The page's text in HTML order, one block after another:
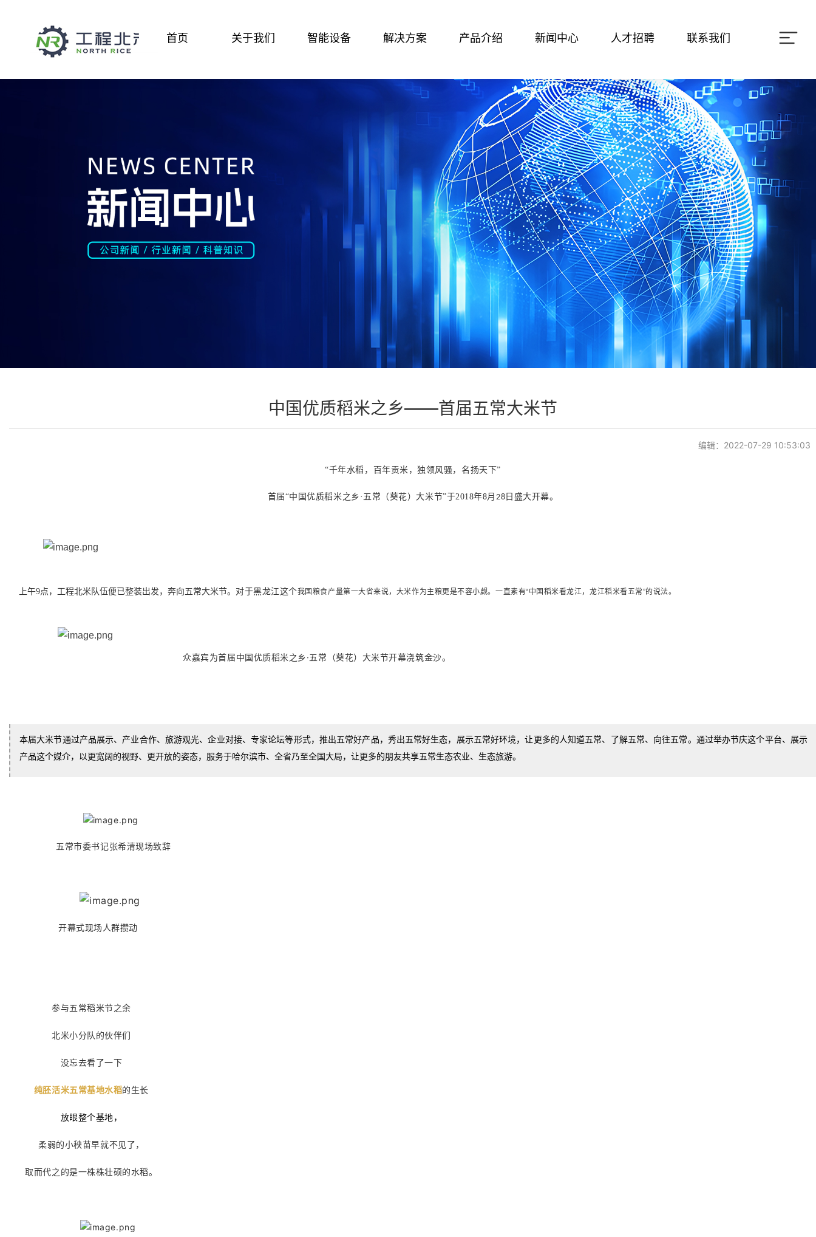
首页 关于我们 智能设备 解决方案 产品介绍 新闻中心 人才招聘 联系我们
中国优质稻米之乡——首届五常大米节
编辑：2022-07-29 10:53:03
“千年水稻，百年贡米，独领风骚，名扬天下”
首届“中国优质稻米之乡·五常（葵花）大米节”于2018年8月 28 日盛大开幕。
上午9点，工程北米队伍便已整装出发，奔向五常大米节。 对于黑龙江这个我国粮食产量第一大省来说，大米作为主粮更是不容小觑。一直素有“中国稻米看龙江，龙江稻米看五常”的说法。
众嘉宾为首届中国优质稻米之乡·五常（葵花）大米节开幕浇筑金沙。
本届大米节通过产品展示、产业合作、旅游观光、企业对接、专家论坛等形式，推出五常好产品，秀出五常好生态，展示五常好环境，让更多的人知道五常、了解五常、向往五常。通过举办节庆这个平台、展示
产品这个媒介，以更宽阔的视野、更开放的姿态，服务于哈尔滨市、全省乃至全国大局，让更多的朋友共享五常生态农业、生态旅游。
五常市委书记张希清现场致辞
开幕式现场人群攒动
参与五常稻米节之余
北米小分队的伙伴们
没忘去看了一下
纯胚活米五常基地水稻的生长
放眼整个基地，
柔弱的小秧苗早就不见了，
取而代之的是一株株壮硕的水稻。